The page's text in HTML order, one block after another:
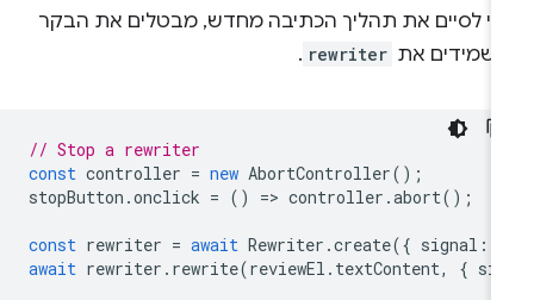
לסיים את תהליך הכתיבה מחדש, מבטלים את הבקר
את rewriter
.
// Stop a rewriter
const controller = new AbortController
stopButton.onclick = () => controller.abort
const rewriter = await Rewriter.create ({ signal
await rewriter.rewrite(reviewEl.textContent {